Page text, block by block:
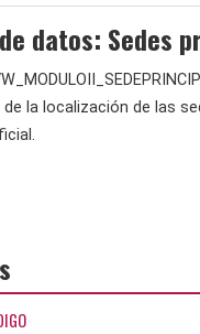
datos: Sedes
la localización de las